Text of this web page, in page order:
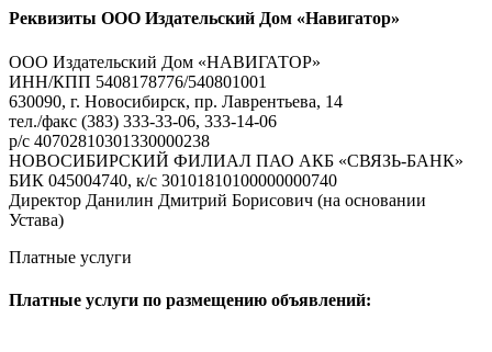
Реквизиты ООО Издательский Дом «Навигатор»
ООО Издательский Дом «НАВИГАТОР»
ИНН/КПП 5408178776/540801001
630090, г. Новосибирск, пр. Лаврентьева, 14
тел./факс (383) 333-33-06, 333-14-06
р/с 40702810301330000238
НОВОСИБИРСКИЙ ФИЛИАЛ ПАО АКБ «СВЯЗЬ-БАНК»
БИК 045004740, к/с 30101810100000000740
Директор Данилин Дмитрий Борисович (на основании
Устава)
Платные услуги
Платные услуги по размещению объявлений: